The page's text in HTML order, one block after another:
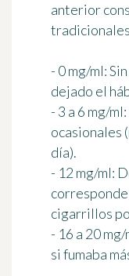
anterior
- 0 mg/ml:
dejado el
- 3 a 6 mg/
ocasionales
día).
- 12 mg/ml:
cigarrillos
- 16 a 20
si fumaba